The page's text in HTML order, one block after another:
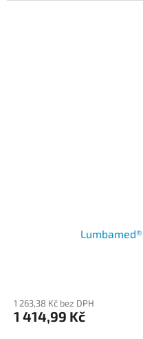
1 263,38 Kč bez DPH
1 414,99 Kč